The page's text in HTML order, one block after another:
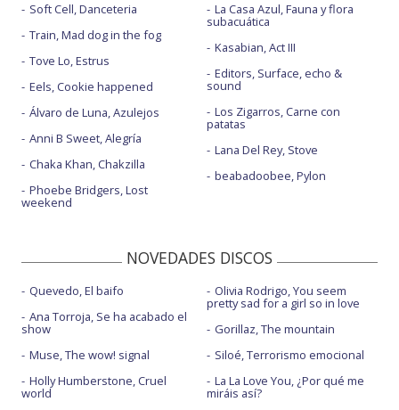
Soft Cell, Danceteria
Train, Mad dog in the fog
Tove Lo, Estrus
Eels, Cookie happened
Álvaro de Luna, Azulejos
Anni B Sweet, Alegría
Chaka Khan, Chakzilla
Phoebe Bridgers, Lost
weekend
La Casa Azul, Fauna y flora
subacuática
Kasabian, Act III
Editors, Surface, echo &
sound
Los Zigarros, Carne con
patatas
Lana Del Rey, Stove
beabadoobee, Pylon
NOVEDADES DISCOS
Quevedo, El baifo
Ana Torroja, Se ha acabado el
show
Muse, The wow! signal
Holly Humberstone, Cruel
world
Olivia Rodrigo, You seem
pretty sad for a girl so in love
Gorillaz, The mountain
Siloé, Terrorismo emocional
La La Love You, ¿Por qué me
miráis así?